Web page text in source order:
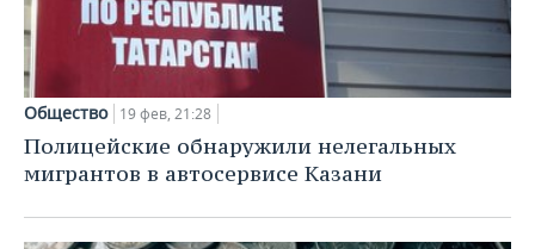
Общество 19 фев, 21:28
Полицейские обнаружили нелегальных
мигрантов в автосервисе Казани